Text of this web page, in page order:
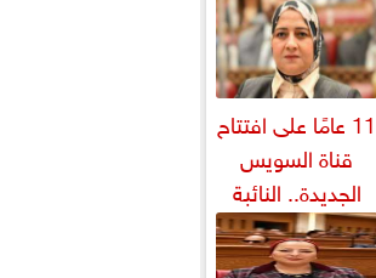
11 عامًا على افتتاح
قناة السويس
الجديدة.. النائبة
مروة قنصوة: رؤية
الدولة...